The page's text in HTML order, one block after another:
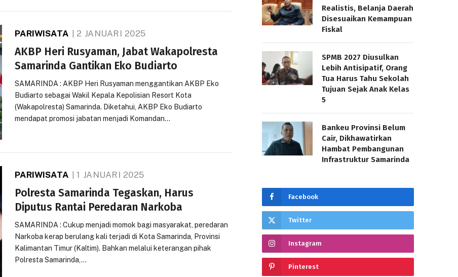
PARIWISATA 2 JANUARI 2025
AKBP Heri Rusyaman, Jabat Wakapolresta
Samarinda Gantikan Eko Budiarto
SAMARINDA : AKBP Heri Rusyaman menggantikan AKBP Eko
Budiarto sebagai Wakil Kepala Kepolisian Resort Kota
(Wakapolresta) Samarinda. Diketahui, AKBP Eko Budiarto
mendapat promosi jabatan menjadi Komandan…
PARIWISATA 1 JANUARI 2025
Polresta Samarinda Tegaskan, Harus
Diputus Rantai Peredaran Narkoba
SAMARINDA : Cukup menjadi momok bagi masyarakat, peredaran
Narkoba kerap berulang kali terjadi di Kota Samarinda, Provinsi
Kalimantan Timur (Kaltim). Bahkan melalui keterangan pihak
Polresta Samarinda,…
Realistis, Belanja Daerah
Disesuaikan Kemampuan
Fiskal
SPMB 2027 Diusulkan
Lebih Antisipatif, Orang
Tua Harus Tahu Sekolah
Tujuan Sejak Anak Kelas
5
Bankeu Provinsi Belum
Cair, Dikhawatirkan
Hambat Pembangunan
Infrastruktur Samarinda
Facebook
Twitter
Instagram
Pinterest